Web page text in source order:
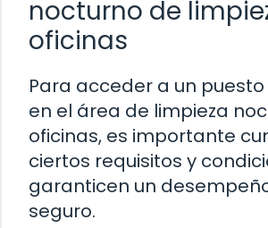
nocturno de
oficinas
Para acceder a un
en el área de limpieza
oficinas, es importante
ciertos requisitos y
garanticen un
seguro.